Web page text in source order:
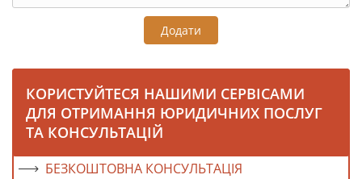
Додати
КОРИСТУЙТЕСЯ НАШИМИ СЕРВІСАМИ
ДЛЯ ОТРИМАННЯ ЮРИДИЧНИХ ПОСЛУГ
ТА КОНСУЛЬТАЦІЙ
БЕЗКОШТОВНА КОНСУЛЬТАЦІЯ